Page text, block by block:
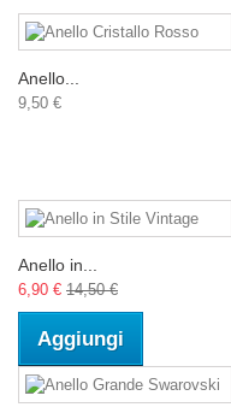
Anello...
9,50 €
Anello in...
6,90 € 14,50 €
Aggiungi